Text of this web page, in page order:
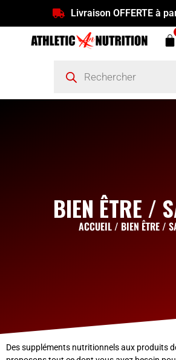
Livraison OFFERTE à
BIEN ÊTRE /
ACCUEIL/ BIEN ÊTRE /
Des suppléments nutritionnels aux produits